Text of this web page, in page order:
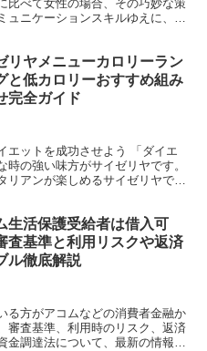
比べて女性の場合、その巧妙な策
ュニケーションスキルゆえに、被
リヤメニューカロリーラン
と低カロリーおすすめ組み
完全ガイド
エットを成功させよう 「ダイエ
の強い味方がサイゼリヤです。
リアンが楽しめるサイゼリヤです
生活保護受給者は借入可
査基準と利用リスクや返済
ル徹底解説
る方がアコムなどの消費者金融か
審査基準、利用時のリスク、返済
金調達法について、最新の情報や